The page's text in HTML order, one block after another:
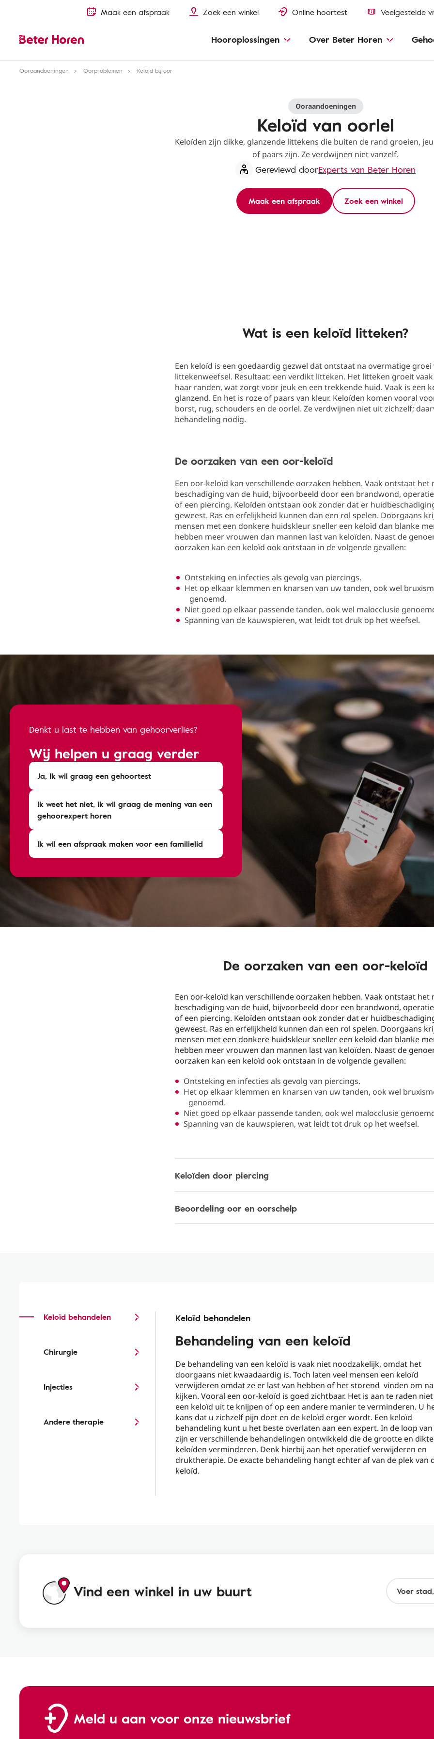
Maak een afspraak Zoek een winkel Online hoortest Veelgestelde
Hooroplossingen Over Beter Horen
Ooraandoeningen Oorproblemen Keloid bij oor
Ooraandoeningen
Keloïd van oorlel
Keloïden zijn dikke, glanzende littekens die buiten de rand groeien,
of paars zijn. Ze verdwijnen niet vanzelf.
Gereviewd doorExperts van Beter Horen
Maak een afspraak Zoek een winkel
Wat is een keloïd litteken?
Een keloïd is een goedaardig gezwel dat ontstaat na overmatige groei
littekenweefsel. Resultaat: een verdikt litteken. Het litteken groeit
haar randen, wat zorgt voor jeuk en een trekkende huid. Vaak is een
glanzend. En het is roze of paars van kleur. Keloïden komen vooral
borst, rug, schouders en de oorlel. Ze verdwijnen niet uit zichzelf;
behandeling nodig.
De oorzaken van een oor-keloïd
Een oor-keloïd kan verschillende oorzaken hebben. Vaak ontstaat het
beschadiging van de huid, bijvoorbeeld door een brandwond,
of een piercing. Keloïden ontstaan ook zonder dat er
geweest. Ras en erfelijkheid kunnen dan een rol spelen. Doorgaans
mensen met een donkere huidskleur sneller een keloïd dan blanke
hebben meer vrouwen dan mannen last van keloïden. Naast de
oorzaken kan een keloïd ook ontstaan in de volgende gevallen:
Ontsteking en infecties als gevolg van piercings.
Het op elkaar klemmen en knarsen van uw tanden, ook wel
genoemd.
Niet goed op elkaar passende tanden, ook wel malocclusie
Spanning van de kauwspieren, wat leidt tot druk op het weefsel.
Denkt u last te hebben van gehoorverlies?
Wij helpen u graag verder
Ja, Ik wil graag een gehoortest
Ik weet het niet, ik wil graag de mening van een
gehoorexpert horen
Ik wil een afspraak maken voor een familielid
De oorzaken van een oor-keloïd
Een oor-keloïd kan verschillende oorzaken hebben. Vaak ontstaat het
beschadiging van de huid, bijvoorbeeld door een brandwond,
of een piercing. Keloïden ontstaan ook zonder dat er
geweest. Ras en erfelijkheid kunnen dan een rol spelen. Doorgaans
mensen met een donkere huidskleur sneller een keloïd dan blanke
hebben meer vrouwen dan mannen last van keloïden. Naast de
oorzaken kan een keloïd ook ontstaan in de volgende gevallen:
Ontsteking en infecties als gevolg van piercings.
Het op elkaar klemmen en knarsen van uw tanden, ook wel
genoemd.
Niet goed op elkaar passende tanden, ook wel malocclusie
Spanning van de kauwspieren, wat leidt tot druk op het weefsel.
Keloïden door piercing
Beoordeling oor en oorschelp
Keloïd behandelen
Chirurgie
Injecties
Andere therapie
Keloïd behandelen
Behandeling van een keloïd
De behandeling van een keloïd is vaak niet noodzakelijk, omdat het
doorgaans niet kwaadaardig is. Toch laten veel mensen een keloïd
verwijderen omdat ze er last van hebben of het storend vinden om
kijken. Vooral een oor-keloïd is goed zichtbaar. Het is aan te raden
een keloïd uit te knijpen of op een andere manier te verminderen. U
kans dat u zichzelf pijn doet en de keloïd erger wordt. Een keloïd
behandeling kunt u het beste overlaten aan een expert. In de loop
zijn er verschillende behandelingen ontwikkeld die de grootte en
keloïden verminderen. Denk hierbij aan het operatief verwijderen en
druktherapie. De exacte behandeling hangt echter af van de plek van
keloïd.
Vind een winkel in uw buurt
Meld u aan voor onze nieuwsbrief